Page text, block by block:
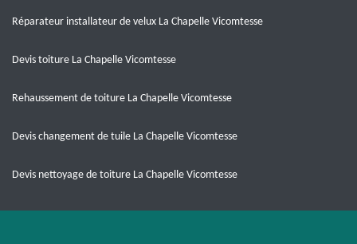
Réparateur installateur de velux La Chapelle Vicomtesse
Devis toiture La Chapelle Vicomtesse
Rehaussement de toiture La Chapelle Vicomtesse
Devis changement de tuile La Chapelle Vicomtesse
Devis nettoyage de toiture La Chapelle Vicomtesse